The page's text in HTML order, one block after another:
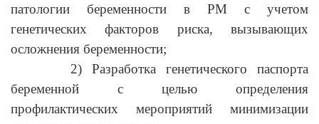
патологии беременности в РМ с учетом
генетических факторов риска, вызывающих
осложнения беременности;
2) Разработка генетического паспорта
беременной с целью определения
профилактических мероприятий минимизации